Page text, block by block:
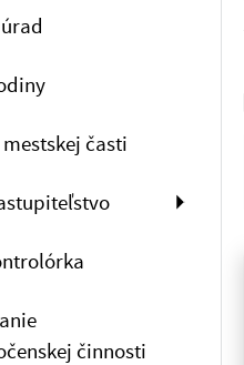
časti
činnosti